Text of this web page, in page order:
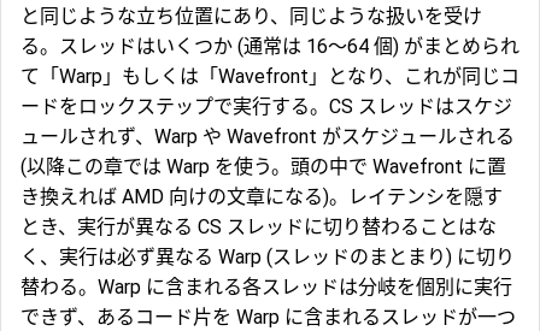
と同じような立ち位置にあり、同じような扱いを受け
る。スレッドはいくつか (通常は 16～64 個) がまとめられ
て「 Warp 」もしくは「 Wavefront 」となり、これが同じコ
ードを ロックステップで実行する。CS スレッドはスケジ
ュールされず、Warp や Wavefront がスケジュールされる
(以降この章では Warp を使う。頭の中で Wavefront に置
き換えれば AMD 向けの文章になる)。レイテンシを隠す
とき、実行が異なる CS スレッドに切り替わることはな
く、実行は必ず異なる Warp (スレッドのまとまり) に切り
替わる。Warp に含まれる各スレッドは分岐を個別に実行
できず、あるコード片を Warp に含まれるスレッドが一つ